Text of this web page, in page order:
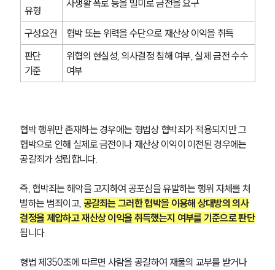
유형
사생활 폭로 등을 빌미로 금전을 요구
구성요건
협박 또는 위력을 수단으로 재산상 이익을 취득
판단
기준
위협의 현실성, 의사결정 침해 여부, 실제 금전 수수
여부
협박 행위만 존재하는 경우에는 형법상 협박죄가 적용되지만 그
협박으로 인해 실제로 금전이나 재산상 이익이 이전된 경우에는
공갈죄가 성립합니다.
즉, 협박죄는 해악을 고지하여 공포심을 유발하는 행위 자체를 처
벌하는 범죄이고, 공갈죄는 그러한 협박을 이용해 상대방의 의사
결정을 제압하고 재산상 이익을 취득했는지 여부를 기준으로 판단
됩니다.
형법 제350조에 따르면 사람을 공갈하여 재물의 교부를 받거나